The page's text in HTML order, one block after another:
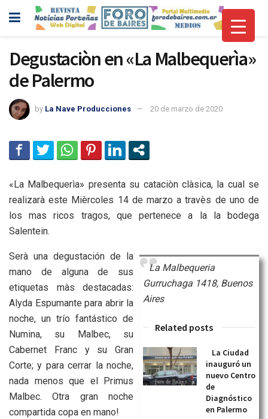
Degustaciòn en «La Malbequerìa»
de Palermo
by La Nave Producciones 20 de marzo de 2020
«La Malbequerìa» presenta su cataciòn clàsica, la cual se
realizarà este Mièrcoles 14 de marzo a travès de uno de
los mas ricos tragos, que pertenece a la la bodega
Salentein.
La Malbequeria
Gurruchaga 1418, Buenos
Aires
Related posts
La Ciudad
inauguró un
nuevo Centro
de
Diagnóstico
en Palermo
Serà una degustación de la
mano de alguna de sus
etiquetas màs destacadas:
Alyda Espumante para abrir la
noche, un trío fantástico de
Numina, su Malbec, su
Cabernet Franc y su Gran
Corte; y para cerrar la noche,
nada menos que el Primus
Malbec. Otra gran noche
compartida copa en mano!